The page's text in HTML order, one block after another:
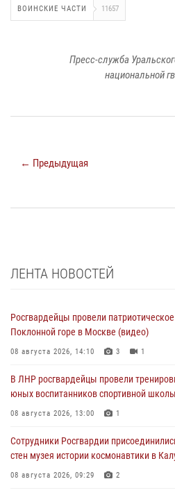
ВОИНСКИЕ ЧАСТИ 11657
Пресс-служба
национальной
← Предыдущая
ЛЕНТА НОВОСТЕЙ
Росгвардейцы провели
Поклонной горе в Москве (видео)
08 августа 2026, 14:10 3 1
В ЛНР росгвардейцы провели
юных воспитанников спортивной школы
08 августа 2026, 13:00 1
Сотрудники Росгвардии
стен музея истории космонавтики в
08 августа 2026, 09:29 2